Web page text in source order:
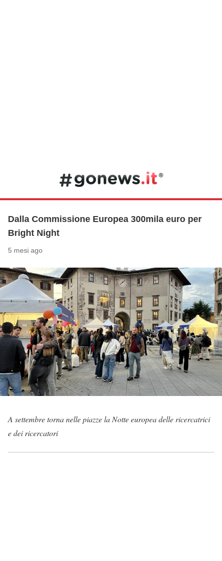
Dalla Commissione Europea 300mila euro per
Bright Night
5 mesi ago
A settembre torna nelle piazze la Notte europea delle ricercatrici
e dei ricercatori